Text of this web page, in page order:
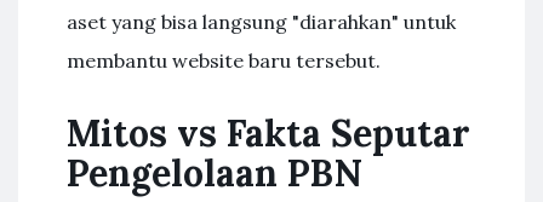
aset yang bisa langsung "diarahkan" untuk
membantu website baru tersebut.
Mitos vs Fakta Seputar
Pengelolaan PBN